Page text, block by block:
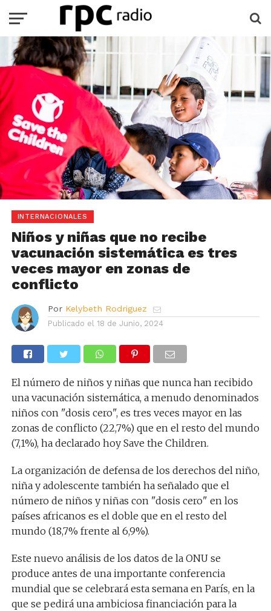
INTERNACIONALES
Niños y niñas que no recibe
vacunación sistemática es tres
veces mayor en zonas de
conflicto
Por Kelybeth Rodriguez
Publicado el 18 de Junio, 2024
El número de niños y niñas que nunca han recibido
una vacunación sistemática, a menudo denominados
niños con "dosis cero", es tres veces mayor en las
zonas de conflicto (22,7%) que en el resto del mundo
(7,1%), ha declarado hoy Save the Children.
La organización de defensa de los derechos del niño,
niña y adolescente también ha señalado que el
número de niños y niñas con "dosis cero" en los
países africanos es el doble que en el resto del
mundo (18,7% frente al 6,9%).
Este nuevo análisis de los datos de la ONU se
produce antes de una importante conferencia
mundial que se celebrará esta semana en París, en la
que se pedirá una ambiciosa financiación para la